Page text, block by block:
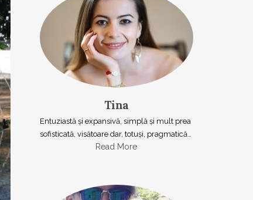
Tina
Entuziastă şi expansivă, simplă şi mult prea
sofisticată, visătoare dar, totuşi, pragmatică…
Read More